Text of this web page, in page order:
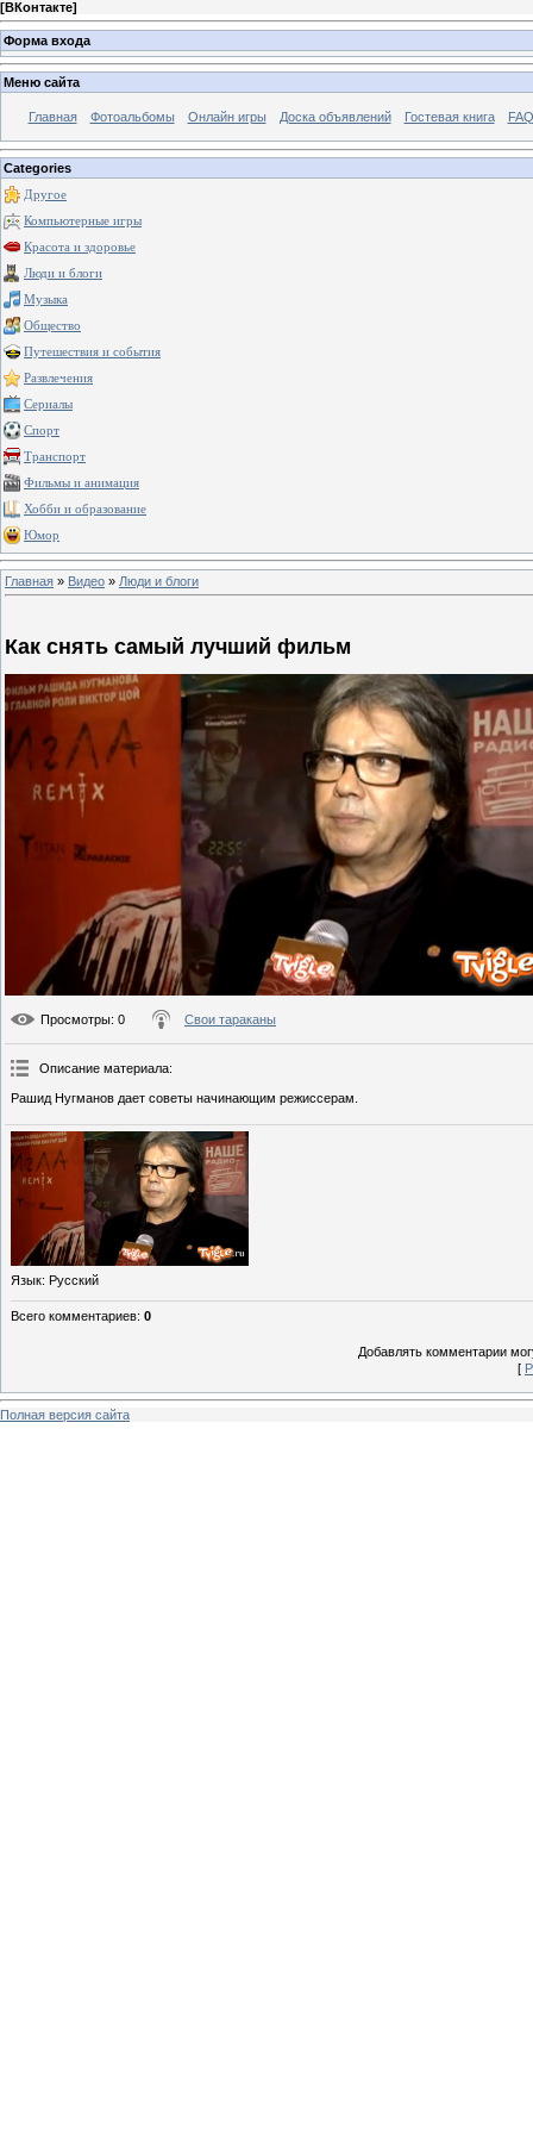
[ВКонтакте]
Форма входа
Меню сайта
Главная Фотоальбомы Онлайн игры Доска объявлений Гостевая книга
Categories
Другое
Компьютерные игры
Красота и здоровье
Люди и блоги
Музыка
Общество
Путешествия и события
Развлечения
Сериалы
Спорт
Транспорт
Фильмы и анимация
Хобби и образование
Юмор
Главная » Видео » Люди и блоги
Как снять самый лучший фильм
Просмотры: 0 Свои тараканы
Описание материала:
Рашид Нугманов дает советы начинающим режиссерам.
Язык: Русский
Всего комментариев: 0
Добавлять комментарии
[
Полная версия сайта